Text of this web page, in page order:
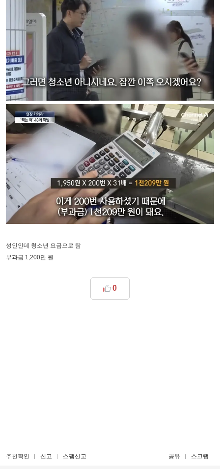
성인인데 청소년 요금으로 탐
부과금 1,200만 원
0
추천확인 신고 스팸신고 공유 스크랩